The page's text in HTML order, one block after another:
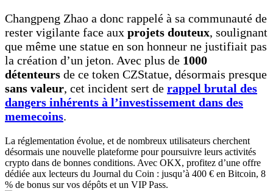
Changpeng Zhao a donc rappelé à sa communauté de
rester vigilante face aux projets douteux, soulignant
que même une statue en son honneur ne justifiait pas
la création d’un jeton. Avec plus de 1000
détenteurs de ce token CZStatue, désormais presque
sans valeur, cet incident sert de rappel brutal des
dangers inhérents à l’investissement dans des
memecoins.
La réglementation évolue, et de nombreux utilisateurs cherchent
désormais une nouvelle plateforme pour poursuivre leurs activités
crypto dans de bonnes conditions. Avec OKX, profitez d’une offre
dédiée aux lecteurs du Journal du Coin : jusqu’à 400 € en Bitcoin, 8
% de bonus sur vos dépôts et un VIP Pass.